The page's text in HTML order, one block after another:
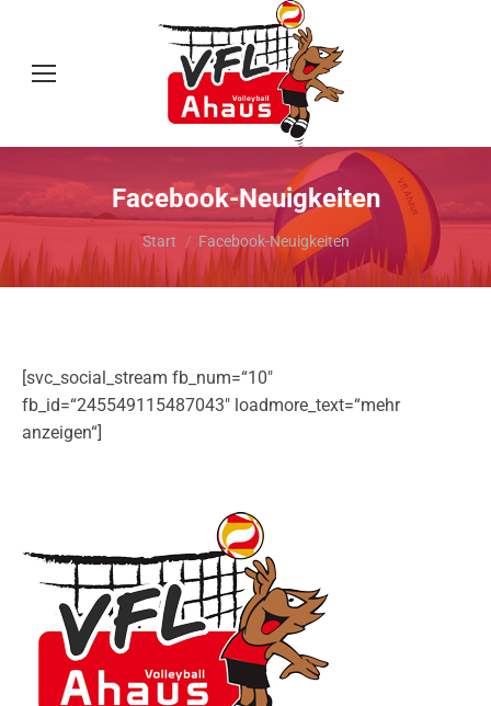
Facebook-Neuigkeiten
Sie befinden sich hier:
Start Facebook-Neuigkeiten
[svc_social_stream fb_num=“10″
fb_id=“245549115487043″ loadmore_text=“mehr
anzeigen“]